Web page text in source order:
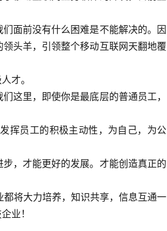
面前没有什么困难是不能解决的。因
头羊，引领整个移动互联网天翻地覆
才。
这里，即使你是最底层的普通员工，
挥员工的积极主动性，为自己，为公
，才能更好的发展。才能创造真正的
将大力培养，知识共享，信息互通一
业！